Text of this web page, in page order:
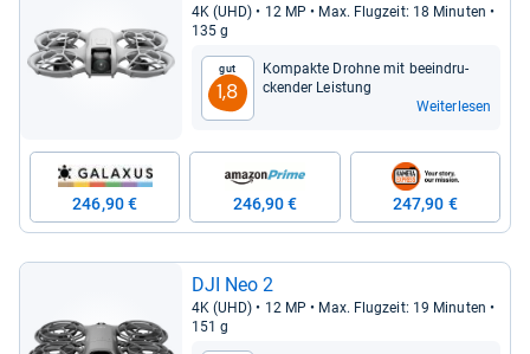
4K (UHD) • 12 MP • Max. Flug­zeit: 18 Minu­ten •
135 g
Gut
1,8
Kom­pakte Drohne mit beein­dru­
cken­der Leis­tung
Weiterlesen
246,90 € 246,90 € 247,90 €
DJI Neo 2
4K (UHD) • 12 MP • Max. Flug­zeit: 19 Minu­ten •
151 g